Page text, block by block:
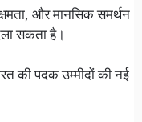
और मानसिक समर्थन
सकता है।
की पदक उम्मीदों की नई